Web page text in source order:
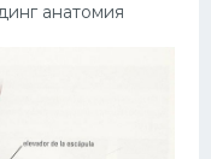
анатомия